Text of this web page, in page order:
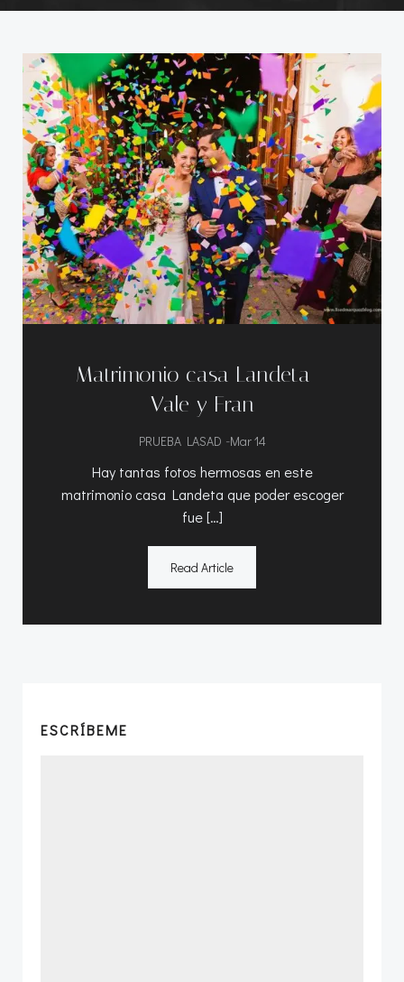
Matrimonio casa Landeta –
Vale y Fran
PRUEBA LASAD -Mar 14
Hay tantas fotos hermosas en este
matrimonio casa Landeta que poder escoger
fue […]
Read Article
ESCRÍBEME